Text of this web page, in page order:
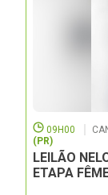
09H00
(PR)
LEILÃO
ETAPA